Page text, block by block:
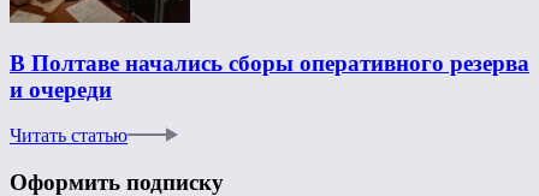
В Полтаве начались сборы оперативного резерва
и очереди
Читать статью
Оформить подписку